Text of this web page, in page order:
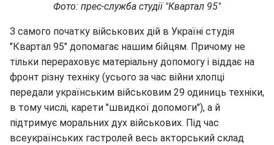
Фото: прес-служба студії "Квартал 95"
З самого початку військових дій в Україні студія
"Квартал 95" допомагає нашим бійцям. Причому не
тільки перераховує матеріальну допомогу і віддає на
фронт різну техніку (усього за час війни хлопці
передали українським військовим 29 одиниць техніки,
в тому числі, карети "швидкої допомоги"), а й
підтримує моральних дух військових. Під час
всеукраїнських гастролей весь акторський склад